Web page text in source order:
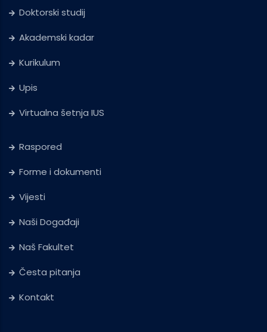
Doktorski studij
Akademski kadar
Kurikulum
Upis
Virtualna šetnja IUS
Raspored
Forme i dokumenti
Vijesti
Naši Događaji
Naš Fakultet
Česta pitanja
Kontakt